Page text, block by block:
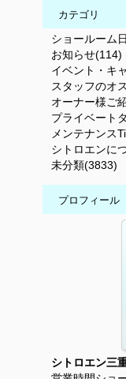
カテゴリ
ショールーム
お知らせ(114)
イベント・キ
スタッフのオ
オーナー様ご
プライベート
メンテナンス
シトロエンに
未分類(3833)
プロフィール
シトロエン三